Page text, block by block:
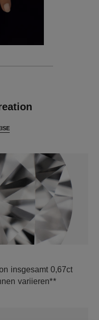
insgesamt 0,67ct
variieren**